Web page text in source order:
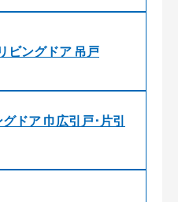
ビングドア 吊戸
ドア 巾広引戸･片引